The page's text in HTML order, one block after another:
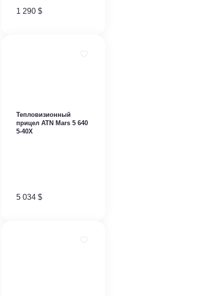
1 290 $
Тепловизионный
прицел ATN Mars 5 640
5-40X
5 034 $